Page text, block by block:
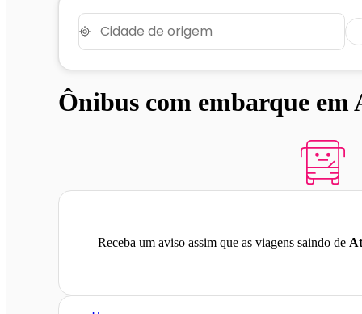
Ônibus com embarque em
Receba um aviso assim que as viagens saindo de